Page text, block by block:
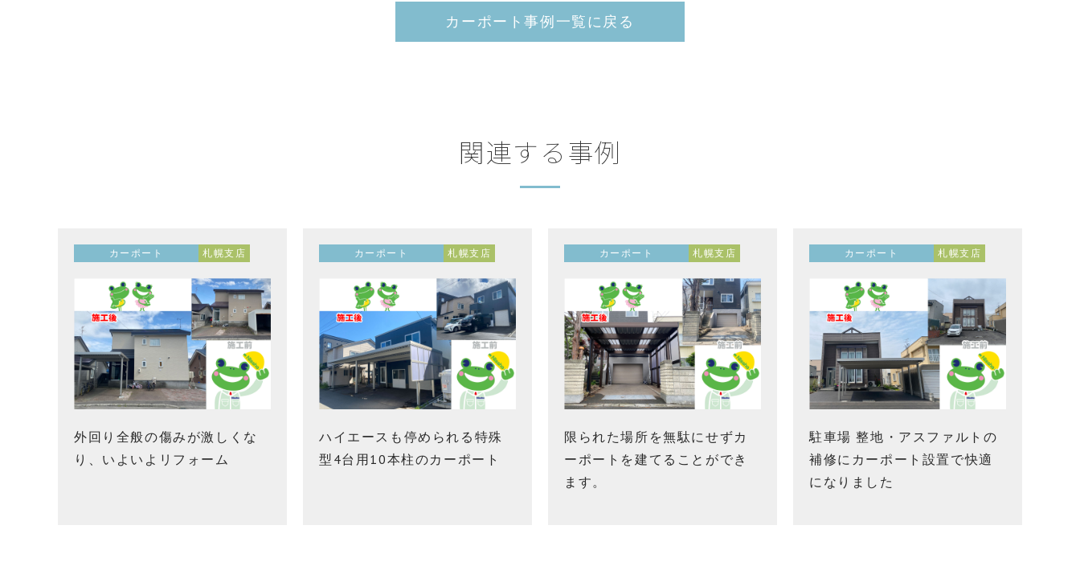
カーポート事例一覧に戻る
関連する事例
カーポート 札幌支店
外回り全般の傷みが激しくな
り、いよいよリフォーム
カーポート 札幌支店
ハイエースも停められる特殊
型4台用10本柱のカーポート
カーポート 札幌支店
限られた場所を無駄にせずカ
ーポートを建てることができ
ます。
カーポート 札幌支店
駐車場 整地・アスファルトの
補修にカーポート設置で快適
になりました